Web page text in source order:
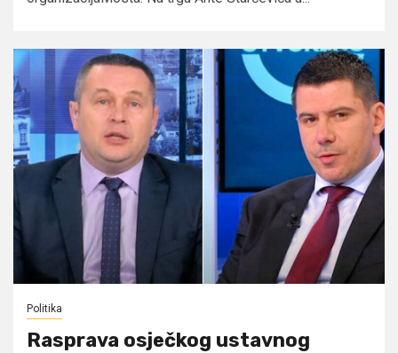
Politika
Rasprava osječkog ustavnog